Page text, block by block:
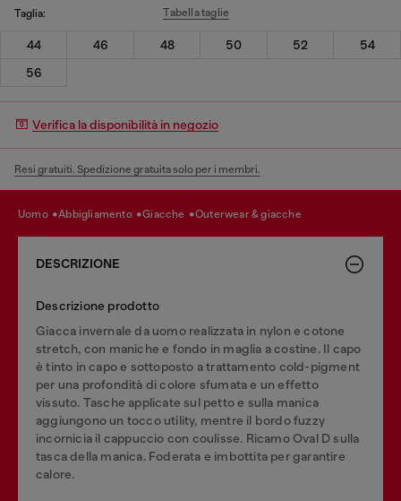
Taglia: Tabella taglie
44 46 48 50 52
54
56
Verifica la disponibilità in negozio
Resi gratuiti. Spedizione gratuita solo per i membri.
uomo abbigliamento giacche outerwear & giacche
DESCRIZIONE
Descrizione prodotto
Giacca invernale da uomo realizzata in nylon e cotone
stretch, con maniche e fondo in maglia a costine. Il capo
è tinto in capo e sottoposto a trattamento cold-pigment
per una profondità di colore sfumata e un effetto
vissuto. Tasche applicate sul petto e sulla manica
aggiungono un tocco utility, mentre il bordo fuzzy
incornicia il cappuccio con coulisse. Ricamo Oval D sulla
tasca della manica. Foderata e imbottita per garantire
calore.